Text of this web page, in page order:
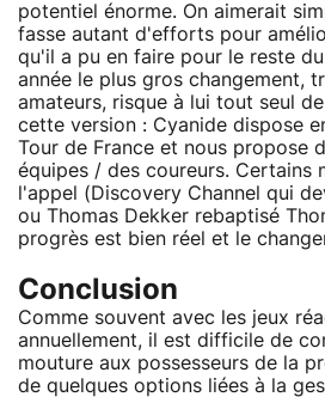
potentiel énorme. On aimerait
fasse autant d'efforts pour
qu'il a pu en faire pour le reste
année le plus gros changement,
amateurs, risque à lui tout seul
cette version : Cyanide dispose
Tour de France et nous propose
équipes / des coureurs. Certains
l'appel (Discovery Channel qui
ou Thomas Dekker rebaptisé
progrès est bien réel et le
Conclusion
Comme souvent avec les jeux
annuellement, il est difficile de
mouture aux possesseurs de la
de quelques options liées à la